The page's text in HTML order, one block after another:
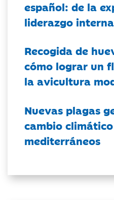
español: de la
liderazgo
Recogida de
cómo lograr un
la avicultura
Nuevas plagas
cambio
mediterráneos